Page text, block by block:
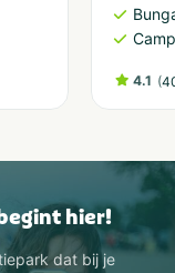
4.1 (
hier!
dat bij je